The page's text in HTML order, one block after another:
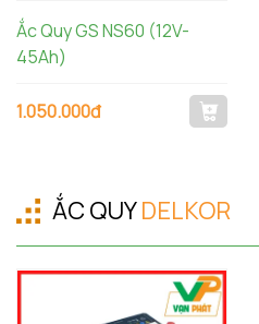
Ắc Quy GS NS60 (12V-
45Ah)
1.050.000đ
ẮC QUYDELKOR